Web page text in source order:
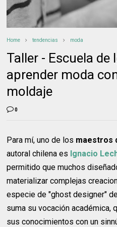
Home tendencias moda
Taller - Escuela de
aprender moda
moldaje
0
Para mí, uno de los maestros
autoral chilena es Ignacio
permitido que muchos
materializar complejas
especie de "ghost designer"
suma su vocación académica,
sus conocimientos con un